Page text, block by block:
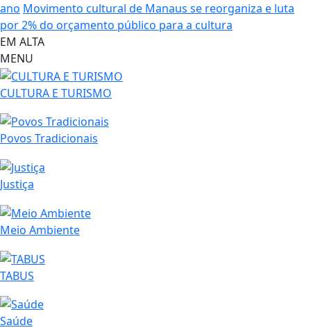
ano Movimento cultural de Manaus se reorganiza e luta
por 2% do orçamento público para a cultura
EM ALTA
MENU
CULTURA E TURISMO
Povos Tradicionais
Justiça
Meio Ambiente
TABUS
Saúde